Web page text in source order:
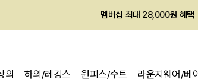
회원전용 아울렛, 가입하면 ~60%
의 하의/레깅스 원피스/수트 라운지웨어/베